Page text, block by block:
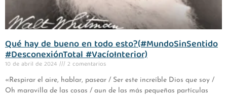
Qué hay de bueno en todo esto?(#MundoSinSentido
#DesconexiónTotal #VacíoInterior)
10 de abril de 2024 2 comentarios
«Respirar el aire, hablar, pasear / Ser este increíble Dios que soy /
Oh maravilla de las cosas / aun de las más pequeñas partículas